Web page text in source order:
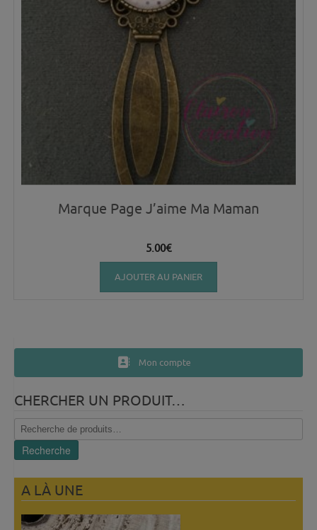
Marque Page J’aime Ma Maman
5.00€
AJOUTER AU PANIER
Mon compte
CHERCHER UN PRODUIT…
Recherche
pour :
Recherche
A LÀ UNE